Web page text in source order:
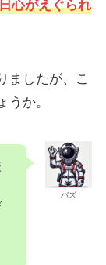
心がえぐられ
ましたが、こ
か。
バズ